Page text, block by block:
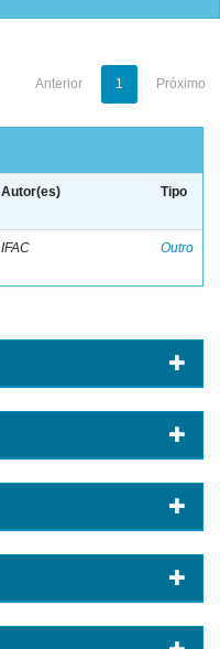
Anterior 1 Próximo
Autor(es) Tipo
IFAC Outro